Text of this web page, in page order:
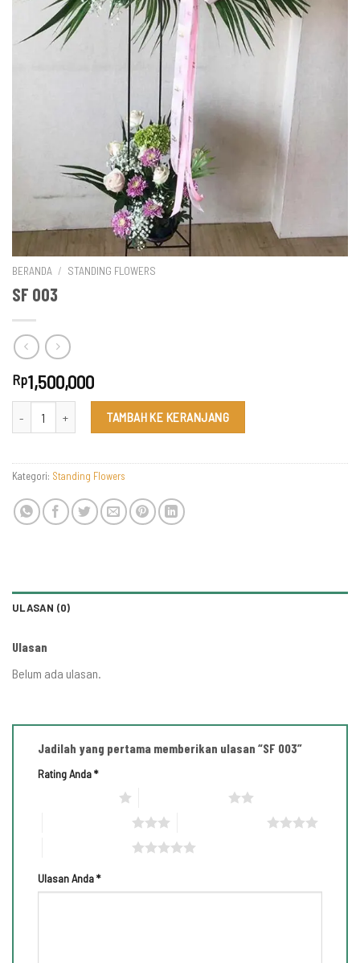
BERANDA / STANDING FLOWERS
SF 003
Rp1,500,000
TAMBAH KE KERANJANG
Kategori: Standing Flowers
ULASAN (0)
Ulasan
Belum ada ulasan.
Jadilah yang pertama memberikan ulasan “SF 003”
Rating Anda*
Ulasan Anda*